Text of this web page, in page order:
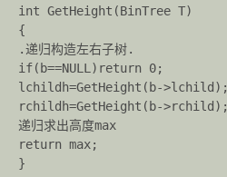
int GetHeight(BinTree T)
{
.递归构造左右子树.
if(b==NULL)return 0;
lchildh=GetHeight(b->lchild);
rchildh=GetHeight(b->rchild);
递归求出高度max
return max;